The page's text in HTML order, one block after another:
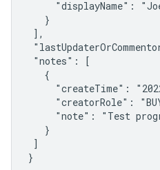
"displayName":
   }
],
"notes": [
   {
"createTime":
"creatorRole":
"note": "Test
   }
]
}